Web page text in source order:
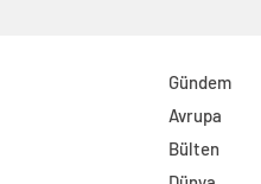
Gündem
Avrupa
Bülten